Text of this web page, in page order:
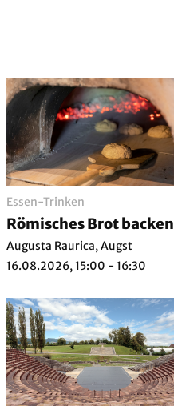
Essen-Trinken
Römisches Brot backen
Augusta Raurica, Augst
16.08.2026, 15:00 - 16:30